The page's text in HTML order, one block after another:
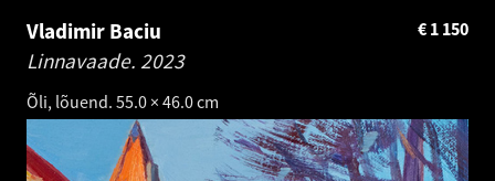
Vladimir Baciu
Linnavaade. 2023
Õli, lõuend. 55.0 × 46.0 cm
1 150
€